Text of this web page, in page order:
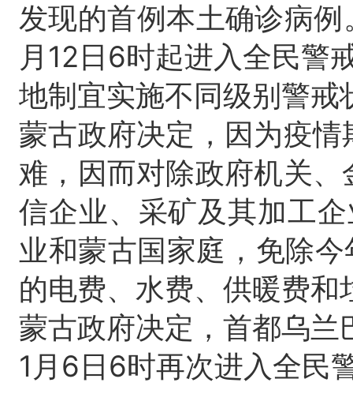
发现的首例本土确诊病
月12日6时起进入全民警
地制宜实施不同级别警戒
蒙古政府决定，因为疫
难，因而对除政府机关
信企业、采矿及其加工
业和蒙古国家庭，免除
的电费、水费、供暖费和
蒙古政府决定，首都乌
1月6日6时再次进入全民